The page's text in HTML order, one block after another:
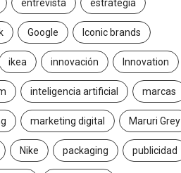
entrevista estrategia
Google Iconic brands
ikea innovación Innovation
inteligencia artificial marcas
marketing digital Maruri Grey
Nike packaging publicidad